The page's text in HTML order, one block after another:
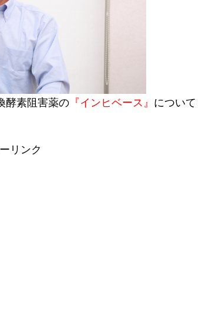
酵素阻害薬の 『インヒベース』 について
リンク